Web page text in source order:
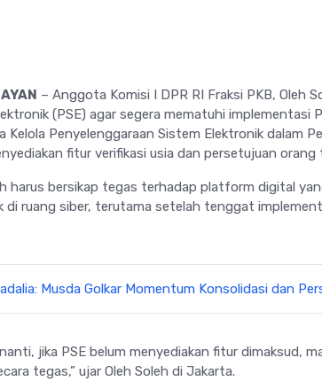
– Anggota Komisi I DPR RI Fraksi PKB, Oleh
(PSE) agar segera mematuhi implementasi
Penyelenggaraan Sistem Elektronik dalam
fitur verifikasi usia dan persetujuan orang
harus bersikap tegas terhadap platform digital
di ruang siber, terutama setelah tenggat
Musda Golkar Momentum Konsolidasi dan
jika PSE belum menyediakan fitur dimaksud,
tegas,” ujar Oleh Soleh di Jakarta.